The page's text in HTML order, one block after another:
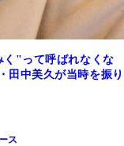
く"って呼ばれなくな
田中美久が当時を振り
ス